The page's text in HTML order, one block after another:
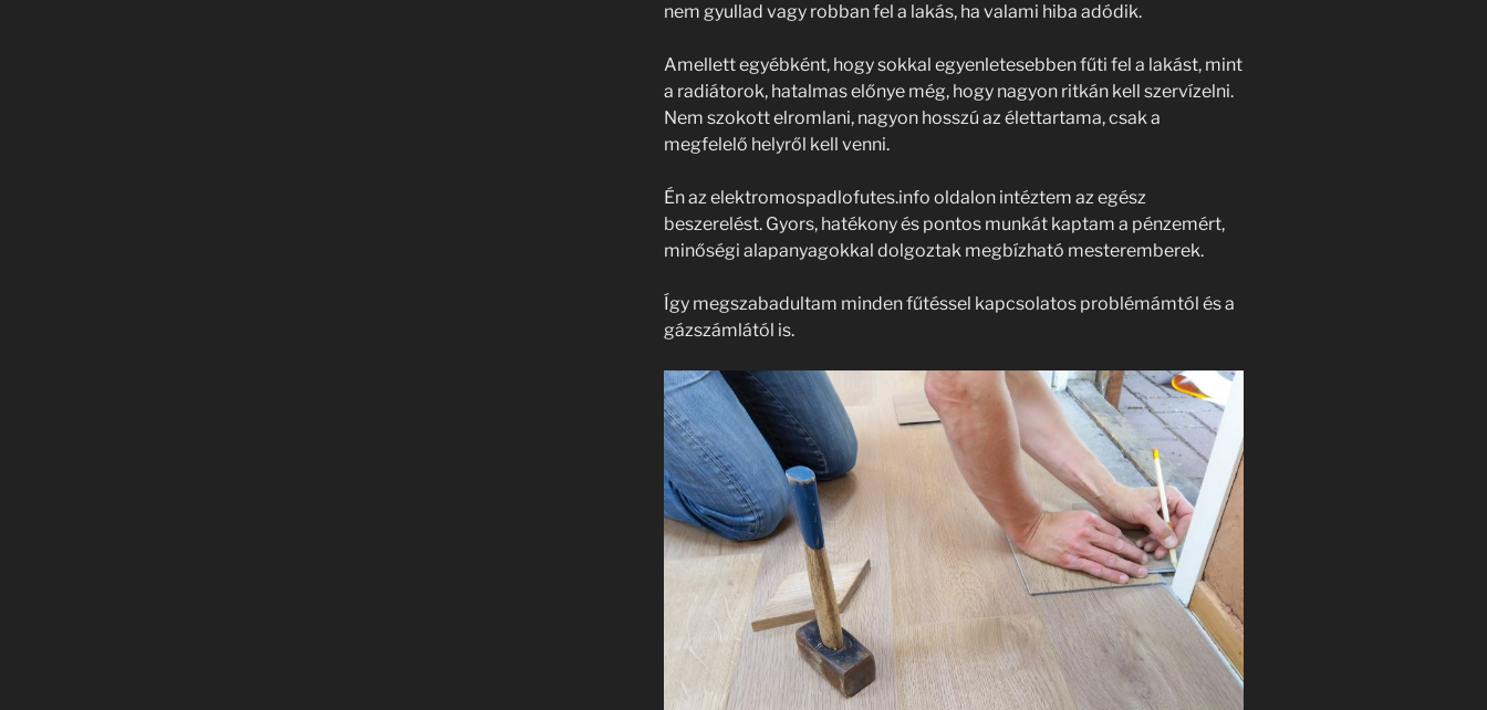
nem gyullad vagy robban fel a lakás, ha valami hiba adódik.
Amellett egyébként, hogy sokkal egyenletesebben fűti fel a lakást, mint
a radiátorok, hatalmas előnye még, hogy nagyon ritkán kell szervízelni.
Nem szokott elromlani, nagyon hosszú az élettartama, csak a
megfelelő helyről kell venni.
Én az elektromospadlofutes.info oldalon intéztem az egész
beszerelést. Gyors, hatékony és pontos munkát kaptam a pénzemért,
minőségi alapanyagokkal dolgoztak megbízható mesteremberek.
Így megszabadultam minden fűtéssel kapcsolatos problémámtól és a
gázszámlától is.